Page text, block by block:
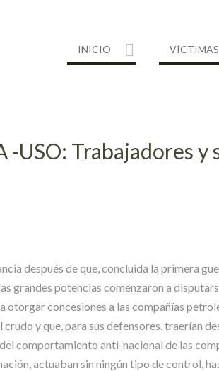
INICIO VÍCTIMAS
-USO: Trabajadores
después de que, concluida la primera
grandes potencias comenzaron a
concesiones a las compañías
y que, para sus defensores, traerían
comportamiento anti-nacional de las
actuaban sin ningún tipo de control,